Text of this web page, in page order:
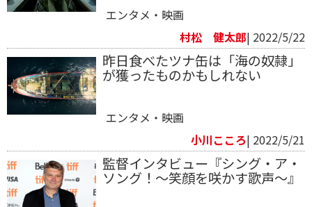
エンタメ・映画
村松 健太郎| 2022/5/22
昨日食べたツナ缶は「海の奴隷」
が獲ったものかもしれない
エンタメ・映画
小川こころ| 2022/5/21
監督インタビュー『シング・ア・
ソング！～笑顔を咲かす歌声～』